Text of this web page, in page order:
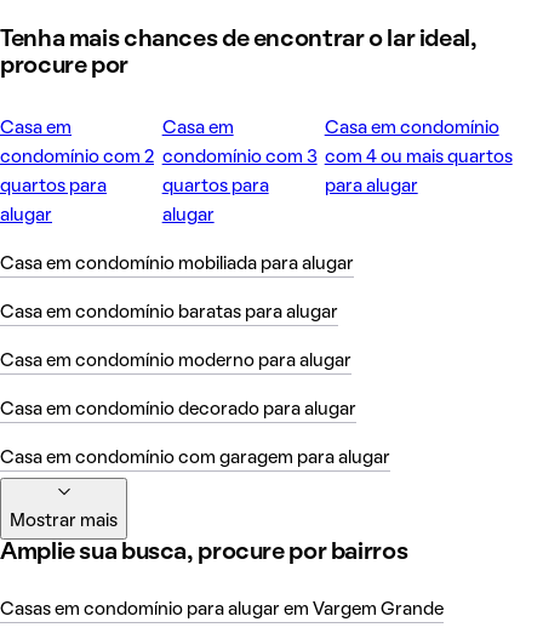
Tenha mais chances de encontrar o lar ideal,
procure por
Casa em
condomínio com 2
quartos para
alugar
Casa em
condomínio com 3
quartos para
alugar
Casa em condomínio
com 4 ou mais quartos
para alugar
Casa em condomínio mobiliada para alugar
Casa em condomínio baratas para alugar
Casa em condomínio moderno para alugar
Casa em condomínio decorado para alugar
Casa em condomínio com garagem para alugar
Mostrar mais
Amplie sua busca, procure por bairros
Casas em condomínio para alugar em Vargem Grande